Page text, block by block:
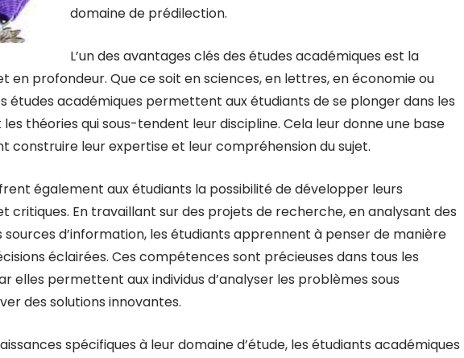
domaine de prédilection.
L’un des avantages clés des études académiques est la
en profondeur. Que ce soit en sciences, en lettres, en économie ou
études académiques permettent aux étudiants de se plonger dans les
théories qui sous-tendent leur discipline. Cela leur donne une base
construire leur expertise et leur compréhension du sujet.
également aux étudiants la possibilité de développer leurs
critiques. En travaillant sur des projets de recherche, en analysant des
d’information, les étudiants apprennent à penser de manière
éclairées. Ces compétences sont précieuses dans tous les
elles permettent aux individus d’analyser les problèmes sous
des solutions innovantes.
spécifiques à leur domaine d’étude, les étudiants académiques